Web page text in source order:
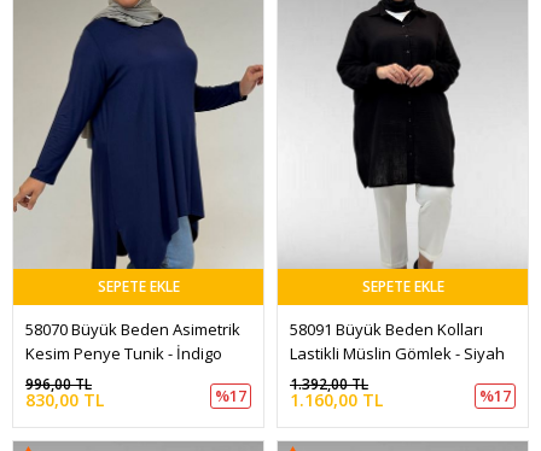
SEPETE EKLE
58070 Büyük Beden Asimetrik
Kesim Penye Tunik - İndigo
830,00 TL
996,00 TL
%17
SEPETE EKLE
58091 Büyük Beden Kolları
Lastikli Müslin Gömlek - Siyah
1.160,00 TL
1.392,00 TL
%17